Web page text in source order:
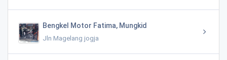
Bengkel Motor Fatima, Mungkid
Jln Magelang jogja